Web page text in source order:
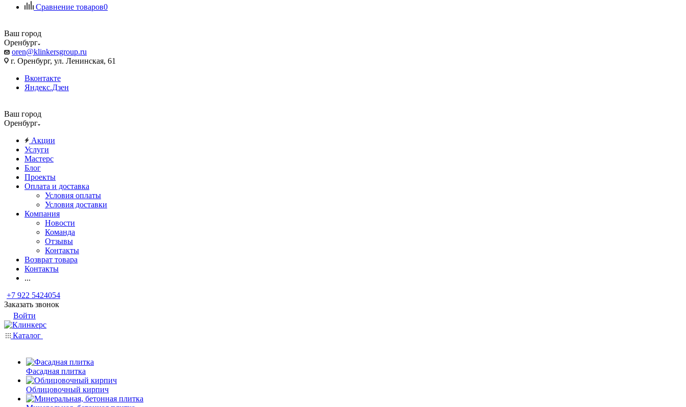
Сравнение товаров0
Ваш город
Оренбург
oren@klinkersgroup.ru
г. Оренбург, ул. Ленинская, 61
Вконтакте
Яндекс.Дзен
Ваш город
Оренбург
Акции
Услуги
Мастерс
Блог
Проекты
Оплата и доставка
Условия оплаты
Условия доставки
Компания
Новости
Команда
Отзывы
Контакты
Возврат товара
Контакты
...
+7 922 5424054
Заказать звонок
Войти
Каталог
Фасадная плитка
Облицовочный кирпич